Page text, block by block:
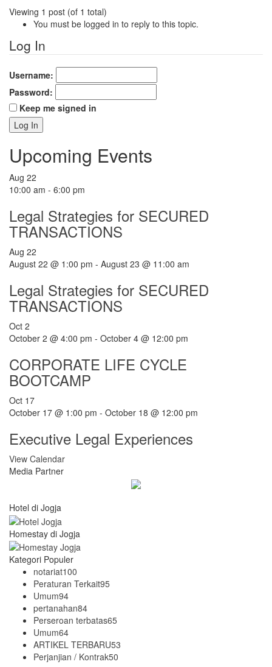
Viewing 1 post (of 1 total)
You must be logged in to reply to this topic.
Log In
Username:
Password:
Keep me signed in
Log In
Upcoming Events
Aug 22
10:00 am - 6:00 pm
Legal Strategies for SECURED
TRANSACTIONS
Aug 22
August 22 @ 1:00 pm - August 23 @ 11:00 am
Legal Strategies for SECURED
TRANSACTIONS
Oct 2
October 2 @ 4:00 pm - October 4 @ 12:00 pm
CORPORATE LIFE CYCLE
BOOTCAMP
Oct 17
October 17 @ 1:00 pm - October 18 @ 12:00 pm
Executive Legal Experiences
View Calendar
Media Partner
Hotel di Jogja
Homestay di Jogja
Kategori Populer
notariat100
Peraturan Terkait95
Umum94
pertanahan84
Perseroan terbatas65
Umum64
ARTIKEL TERBARU53
Perjanjian / Kontrak50